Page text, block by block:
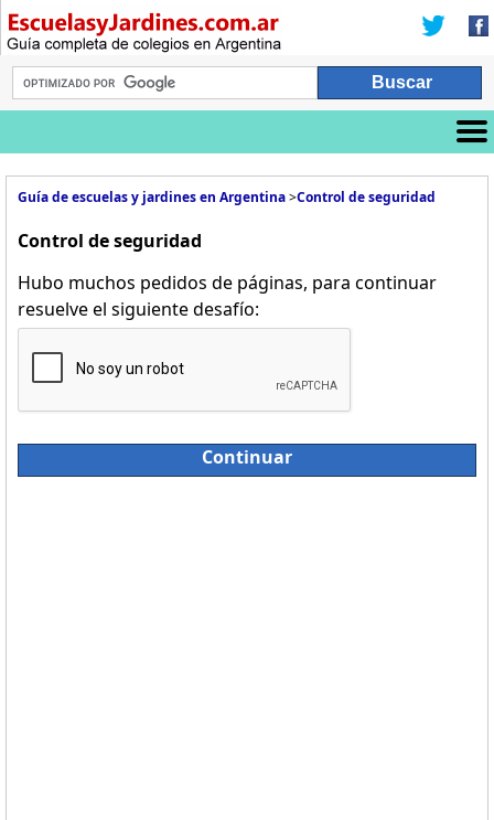
Guía de escuelas y jardines en Argentina>Control de seguridad
Control de seguridad
Hubo muchos pedidos de páginas, para continuar
resuelve el siguiente desafío:
Continuar